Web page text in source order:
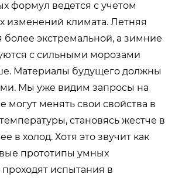
формул ведется с учетом
изменений климата. Летняя
более экстремальной, а зимние
с сильными морозами
Материалы будущего должны
Мы уже видим запросы на
могут менять свои свойства в
становясь жестче в
в холод. Хотя это звучит как
прототипы умных
испытания в